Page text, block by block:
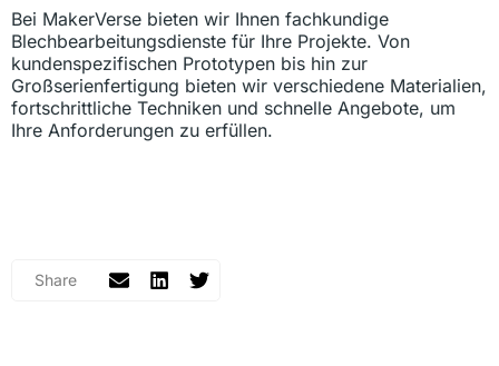
Bei MakerVerse bieten wir Ihnen fachkundige
Blechbearbeitungsdienste für Ihre Projekte. Von
kundenspezifischen Prototypen bis hin zur
Großserienfertigung bieten wir verschiedene Materialien,
fortschrittliche Techniken und schnelle Angebote, um
Ihre Anforderungen zu erfüllen.